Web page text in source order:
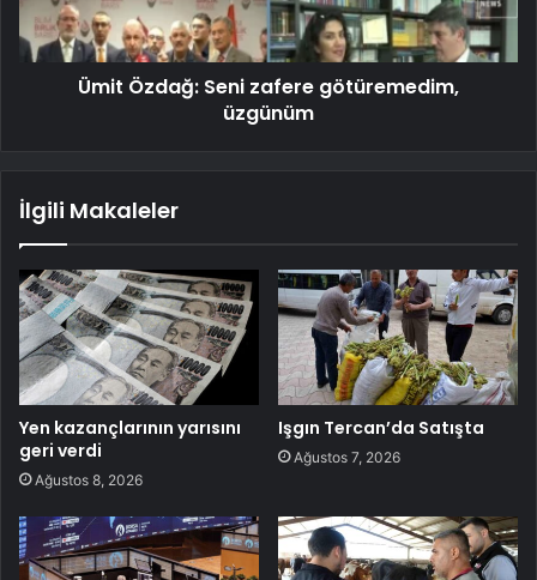
Ümit Özdağ: Seni zafere götüremedim,
üzgünüm
İlgili Makaleler
Yen kazançlarının yarısını
geri verdi
Ağustos 8, 2026
Işgın Tercan’da Satışta
Ağustos 7, 2026